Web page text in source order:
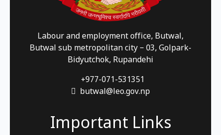
Labour and employment office, Butwal,
Butwal sub metropolitan city – 03, Golpark-
Bidyutchok, Rupandehi
+977-071-531351
butwal@leo.gov.np
Important Links